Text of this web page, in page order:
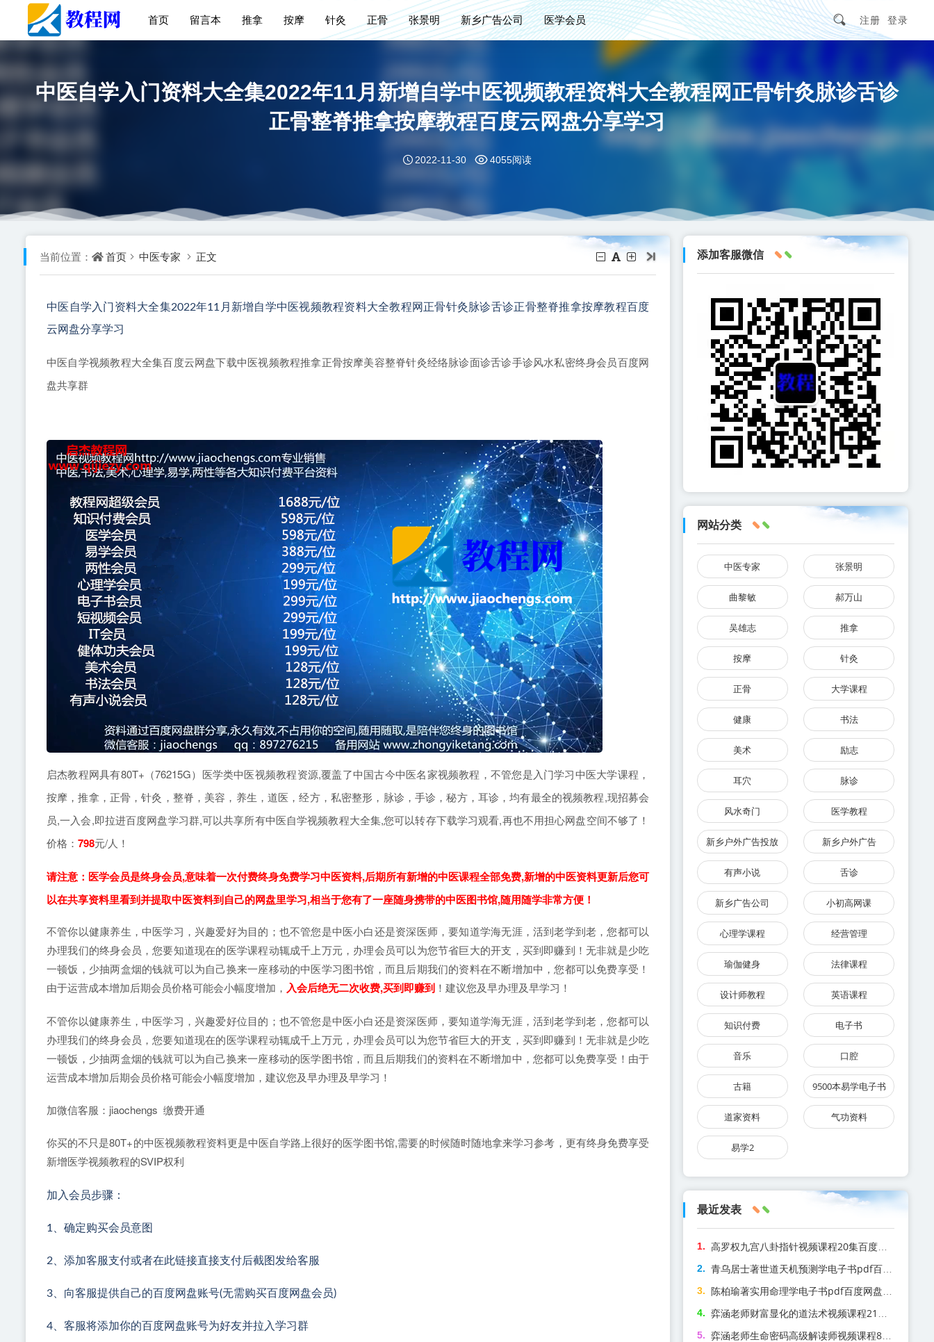
首页 留言本 推拿 按摩 针灸 正骨 张景明 新乡广告公司 医学会员 注册 登录
中医自学入门资料大全集2022年11月新增自学中医视频教程资料大全教程网正骨针灸脉诊舌诊
正骨整脊推拿按摩教程百度云网盘分享学习
2022-11-30 4055阅读
当前位置： 首页 中医专家 正文
中医自学入门资料大全集2022年11月新增自学中医视频教程资料大全教程网正骨针灸脉诊舌诊正骨整脊推拿按摩教程百度
云网盘分享学习
中医自学视频教程大全集百度云网盘下载中医视频教程推拿正骨按摩美容整脊针灸经络脉诊面诊舌诊手诊风水私密终身会员百度网
盘共享群
启杰教程网具有80T+（76215G）医学类中医视频教程资源,覆盖了中国古今中医名家视频教程，不管您是入门学习中医大学课程，
按摩，推拿，正骨，针灸，整脊，美容，养生，道医，经方，私密整形，脉诊，手诊，秘方，耳诊，均有最全的视频教程,现招募会
员,一入会,即拉进百度网盘学习群,可以共享所有中医自学视频教程大全集,您可以转存下载学习观看,再也不用担心网盘空间不够了！
价格： 798元/人！
请注意：医学会员是终身会员,意味着一次付费终身免费学习中医资料,后期所有新增的中医课程全部免费,新增的中医资料更新后您可
以在共享资料里看到并提取中医资料到自己的网盘里学习,相当于您有了一座随身携带的中医图书馆,随用随学非常方便！
不管你以健康养生，中医学习，兴趣爱好为目的；也不管您是中医小白还是资深医师，要知道学海无涯，活到老学到老，您都可以
办理我们的终身会员，您要知道现在的医学课程动辄成千上万元，办理会员可以为您节省巨大的开支，买到即赚到！无非就是少吃
一顿饭，少抽两盒烟的钱就可以为自己换来一座移动的中医学习图书馆，而且后期我们的资料在不断增加中，您都可以免费享受！
由于运营成本增加后期会员价格可能会小幅度增加， 入会后绝无二次收费,买到即赚到 ！建议您及早办理及早学习！
不管你以健康养生，中医学习，兴趣爱好位目的；也不管您是中医小白还是资深医师，要知道学海无涯，活到老学到老，您都可以
办理我们的终身会员，您要知道现在的医学课程动辄成千上万元，办理会员可以为您节省巨大的开支，买到即赚到！无非就是少吃
一顿饭，少抽两盒烟的钱就可以为自己换来一座移动的医学图书馆，而且后期我们的资料在不断增加中，您都可以免费享受！由于
运营成本增加后期会员价格可能会小幅度增加，建议您及早办理及早学习！
加微信客服：jiaochengs 缴费开通
你买的不只是80T+的中医视频教程资料更是中医自学路上很好的医学图书馆,需要的时候随时随地拿来学习参考，更有终身免费享受
新增医学视频教程的SVIP权利
加入会员步骤：
1、确定购买会员意图
2、添加客服支付或者在此链接直接支付后截图发给客服
3、向客服提供自己的百度网盘账号(无需购买百度网盘会员)
4、客服将添加你的百度网盘账号为好友并拉入学习群
添加客服微信
网站分类
中医专家 张景明
曲黎敏 郝万山
吴雄志 推拿
按摩 针灸
正骨 大学课程
健康 书法
美术 励志
耳穴 脉诊
风水奇门 医学教程
新乡户外广告投放 新乡户外广告
有声小说 舌诊
新乡广告公司 小初高网课
心理学课程 经营管理
瑜伽健身 法律课程
设计师教程 英语课程
知识付费 电子书
音乐 口腔
古籍 9500本易学电子书
道家资料 气功资料
易学2
最近发表